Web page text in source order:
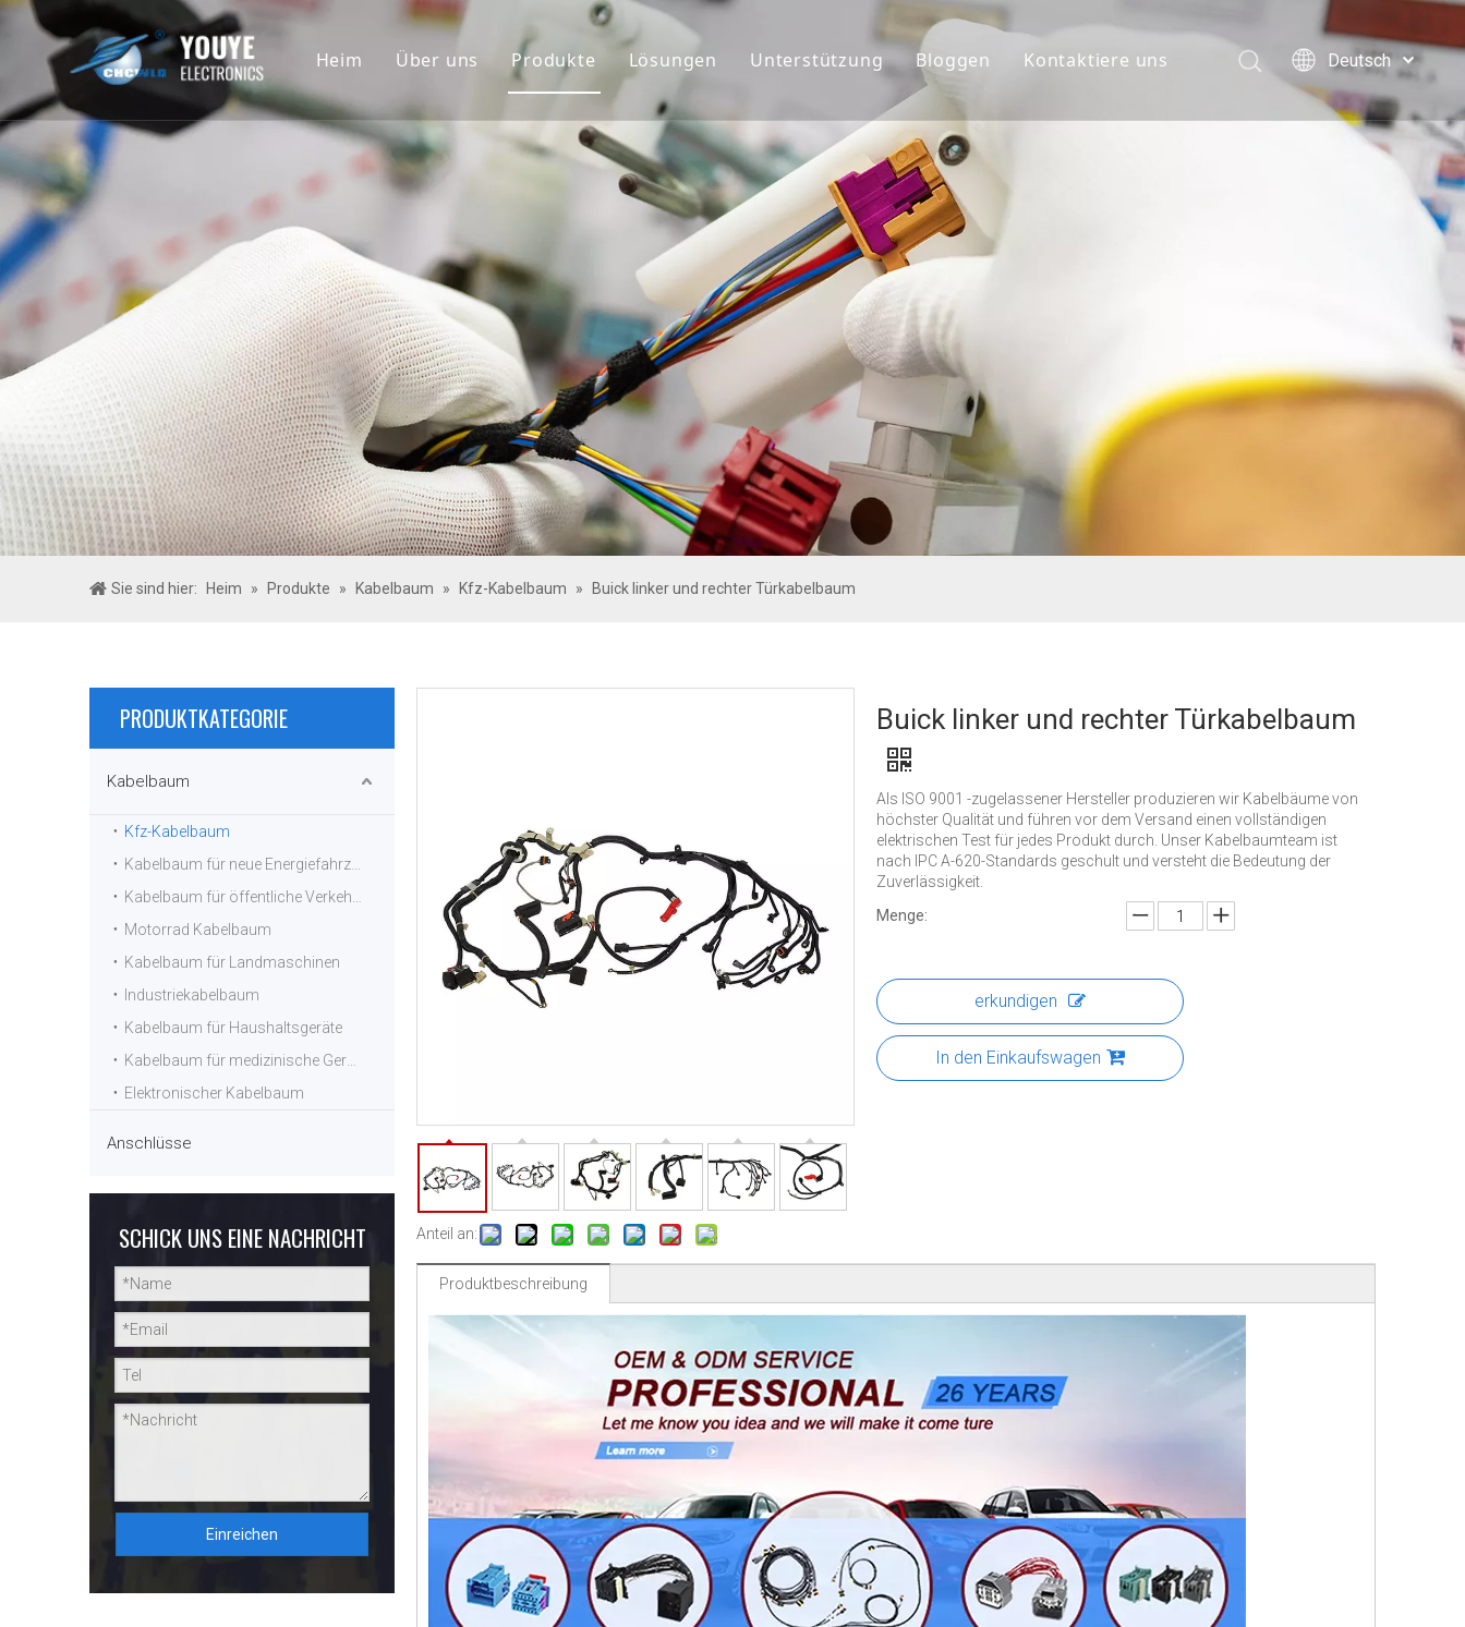
Heim Über uns
Geschichte&Teams
Produkte
Anschlüsse
Lösungen Unterstützung
Benutzerdefiniert
Globaler Markt
FAQ&Download
Bloggen Kontaktiere uns
Deutsch
English
简体中文
العربية
한국어
Türk dili
Sie sind hier: Heim » Produkte » Kabelbaum » Kfz-Kabelbaum » Buick linker und rechter Türkabelbaum
PRODUKTKATEGORIE
Kabelbaum
Kfz-Kabelbaum
Motorrad Kabelbaum
Kabelbaum für Landmaschinen
Industriekabelbaum
Kabelbaum für Haushaltsgeräte
Elektronischer Kabelbaum
Anschlüsse
SCHICK UNS EINE NACHRICHT
Einreichen
Anteil an:
Buick linker und rechter Türkabelbaum
Als ISO 9001 -zugelassener Hersteller produzieren wir Kabelbäume von
höchster Qualität und führen vor dem Versand einen vollständigen
elektrischen Test für jedes Produkt durch. Unser Kabelbaumteam ist
nach IPC A-620-Standards geschult und versteht die Bedeutung der
Zuverlässigkeit.
Menge:
erkundigen
In den Einkaufswagen
Produktbeschreibung